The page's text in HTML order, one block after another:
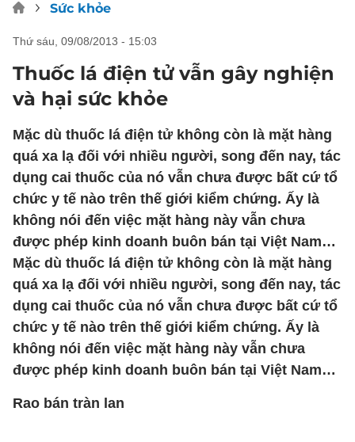
Sức khỏe
thứ sáu, 09/08/2013 - 15:03
Thuốc lá điện tử vẫn gây nghiện
và hại sức khỏe
Mặc dù thuốc lá điện tử không còn là mặt hàng
quá xa lạ đối với nhiều người, song đến nay, tác
dụng cai thuốc của nó vẫn chưa được bất cứ tổ
chức y tế nào trên thế giới kiểm chứng. Ấy là
không nói đến việc mặt hàng này vẫn chưa
được phép kinh doanh buôn bán tại Việt Nam…
Mặc dù thuốc lá điện tử không còn là mặt hàng
quá xa lạ đối với nhiều người, song đến nay, tác
dụng cai thuốc của nó vẫn chưa được bất cứ tổ
chức y tế nào trên thế giới kiểm chứng. Ấy là
không nói đến việc mặt hàng này vẫn chưa
được phép kinh doanh buôn bán tại Việt Nam…
Rao bán tràn lan